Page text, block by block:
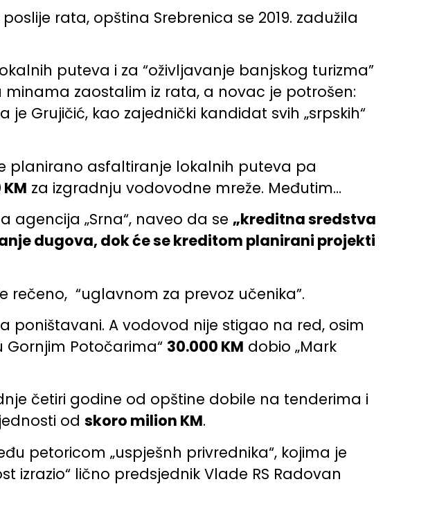
rata, opština Srebrenica se 2019. zadužila
puteva i za “oživljavanje banjskog turizma”
zaostalim iz rata, a novac je potrošen:
Grujičić, kao zajednički kandidat svih „srpskih“
planirano asfaltiranje lokalnih puteva pa
KM za izgradnju vodovodne mreže. Međutim…
agencija „Srna“, naveo da se „kreditna sredstva
dugova, dok će se kreditom planirani projekti
rečeno, “uglavnom za prevoz učenika”.
poništavani. A vodovod nije stigao na red, osim
Potočarima“ 30.000 KM dobio „Mark
četiri godine od opštine dobile na tenderima i
od skoro milion KM.
petoricom „uspješnh privrednika“, kojima je
izrazio“ lično predsjednik Vlade RS Radovan